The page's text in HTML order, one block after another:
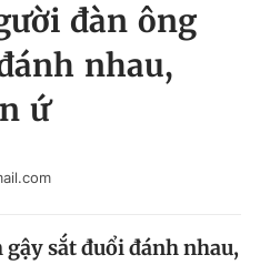
Tin 360
đàn ông
nhau,
ứ
sắt đuổi đánh nhau,